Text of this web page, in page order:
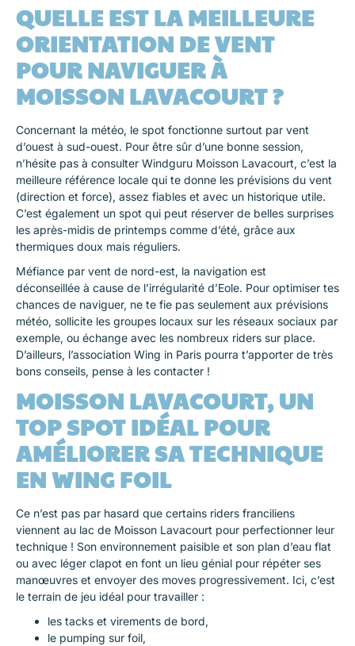
QUELLE EST LA MEILLEURE
ORIENTATION DE VENT
POUR NAVIGUER À
MOISSON LAVACOURT ?
Concernant la météo, le spot fonctionne surtout par vent
d’ouest à sud-ouest. Pour être sûr d’une bonne session,
n’hésite pas à consulter Windguru Moisson Lavacourt, c’est la
meilleure référence locale qui te donne les prévisions du vent
(direction et force), assez fiables et avec un historique utile.
C’est également un spot qui peut réserver de belles surprises
les après-midis de printemps comme d’été, grâce aux
thermiques doux mais réguliers.
Méfiance par vent de nord-est, la navigation est
déconseillée à cause de l’irrégularité d’Eole. Pour optimiser tes
chances de naviguer, ne te fie pas seulement aux prévisions
météo, sollicite les groupes locaux sur les réseaux sociaux par
exemple, ou échange avec les nombreux riders sur place.
D’ailleurs, l’association Wing in Paris pourra t’apporter de très
bons conseils, pense à les contacter !
MOISSON LAVACOURT, UN
TOP SPOT IDÉAL POUR
AMÉLIORER SA TECHNIQUE
EN WING FOIL
Ce n’est pas par hasard que certains riders franciliens
viennent au lac de Moisson Lavacourt pour perfectionner leur
technique ! Son environnement paisible et son plan d’eau flat
ou avec léger clapot en font un lieu génial pour répéter ses
manœuvres et envoyer des moves progressivement. Ici, c’est
le terrain de jeu idéal pour travailler :
les tacks et virements de bord,
le pumping sur foil,